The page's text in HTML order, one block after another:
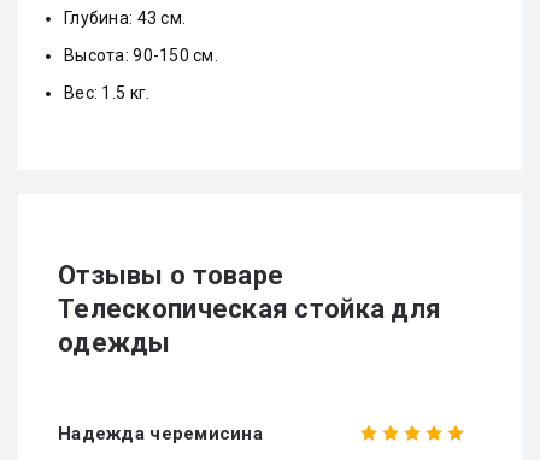
Глубина: 43 см.
Высота: 90-150 см.
Вес: 1.5 кг.
Отзывы о товаре
Телескопическая стойка для
одежды
Надежда черемисина